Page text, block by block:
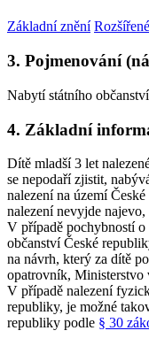
Základní znění
3. Pojmenování
Nabytí státního
4. Základní
Dítě mladší 3 let
se nepodaří zjistit,
nalezení na území
nalezení nevyjde
V případě pochybností
občanství České
na návrh, který za dítě
opatrovník, Ministerstvo
V případě nalezení
republiky, je možné
republiky podle § 30